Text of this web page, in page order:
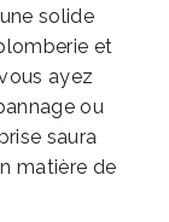
solide
et
ayez
ou
saura
matière de